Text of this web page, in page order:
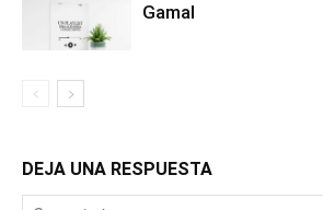
Gamal
DEJA UNA RESPUESTA